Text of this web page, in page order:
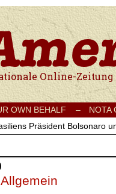
Onlinezeitung für Frieden,
OWN BEHALF –
NOTA
Präsident Bolsonaro
Allgemein